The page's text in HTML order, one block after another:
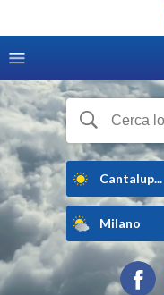
Cantalup...
Milano